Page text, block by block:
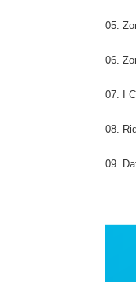
05.
06.
07. I
08.
09.